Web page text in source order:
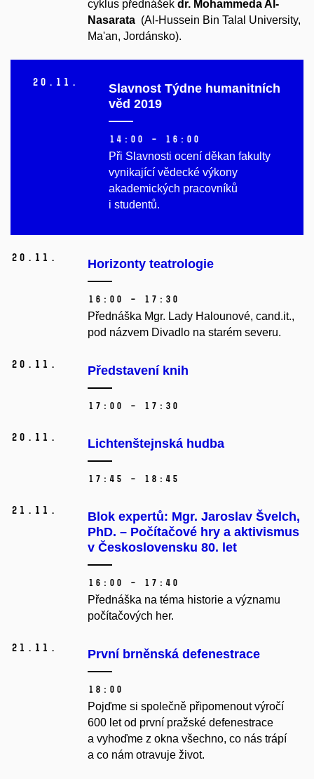
cyklus přednášek dr. Mohammeda Al-
Nasarata (Al-Hussein Bin Talal University,
Ma'an, Jordánsko).
20. 11.
Slavnost Týdne humanitních
věd 2019
14:00 – 16:00
Při Slavnosti ocení děkan fakulty
vynikající vědecké výkony
akademických pracovníků
i studentů.
20. 11. Horizonty teatrologie
16:00 – 17:30
Přednáška Mgr. Lady Halounové, cand.it.,
pod názvem Divadlo na starém severu.
20. 11. Představení knih
17:00 – 17:30
20. 11. Lichtenštejnská hudba
17:45 – 18:45
21. 11.
Blok expertů: Mgr. Jaroslav Švelch,
PhD. – Počítačové hry a aktivismus
v Československu 80. let
16:00 – 17:40
Přednáška na téma historie a významu
počítačových her.
21. 11. První brněnská defenestrace
18:00
Pojďme si společně připomenout výročí
600 let od první pražské defenestrace
a vyhoďme z okna všechno, co nás trápí
a co nám otravuje život.